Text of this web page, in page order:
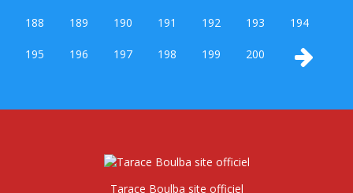
188 189 190 191 192 193 194
195 196 197 198 199 200
Tarace Boulba site officiel